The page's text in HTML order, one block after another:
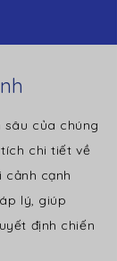
của chúng
chi tiết về
cảnh cạnh
lý, giúp
định chiến